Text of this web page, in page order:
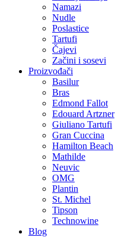
Namazi
Nudle
Poslastice
Tartufi
Čajevi
Začini i sosevi
Proizvođači
Basilur
Bras
Edmond Fallot
Edouard Artzner
Giuliano Tartufi
Gran Cuccina
Hamilton Beach
Mathilde
Neuvic
OMG
Plantin
St. Michel
Tipson
Technowine
Blog